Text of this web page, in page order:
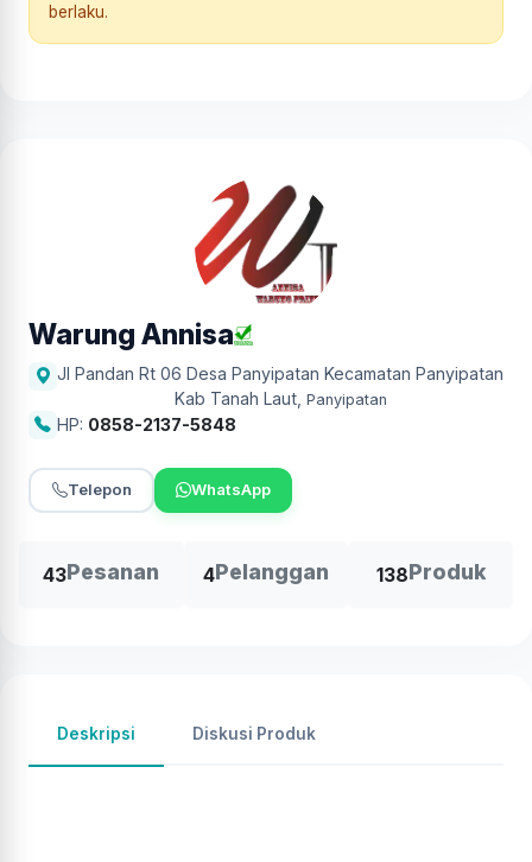
berlaku.
Warung Annisa
Jl Pandan Rt 06 Desa Panyipatan Kecamatan Panyipatan
Kab Tanah Laut, Panyipatan
HP: 0858-2137-5848
Telepon WhatsApp
43Pesanan 4Pelanggan 138Produk
Deskripsi Diskusi Produk